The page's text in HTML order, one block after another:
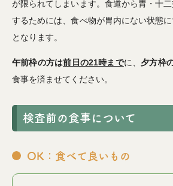
が限られてしまいます。食道から胃・十
するためには、食べ物が胃内にない状態
となります。
午前枠の方は前日の21時までに、 夕方枠
食事を済ませてください。
検査前の食事について
OK：食べて良いもの